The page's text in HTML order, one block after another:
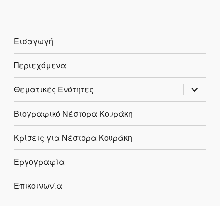
Εισαγωγή
Περιεχόμενα
Θεματικές Ενότητες
expand
child
menu
Βιογραφικό Νέστορα Κουράκη
Κρίσεις για Νέστορα Κουράκη
Εργογραφία
Επικοινωνία